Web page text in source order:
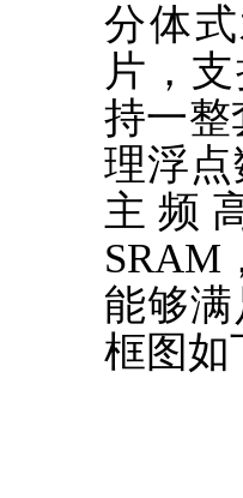
分体
片，
持一整
理浮
主频
SRAM
能够
框图如